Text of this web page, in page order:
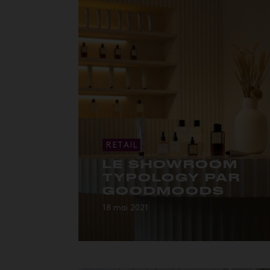
RETAIL
LE SHOWROOM
TYPOLOGY PAR
GOODMOODS
SHOWROOM • Tons neutres,
18 mai 2021